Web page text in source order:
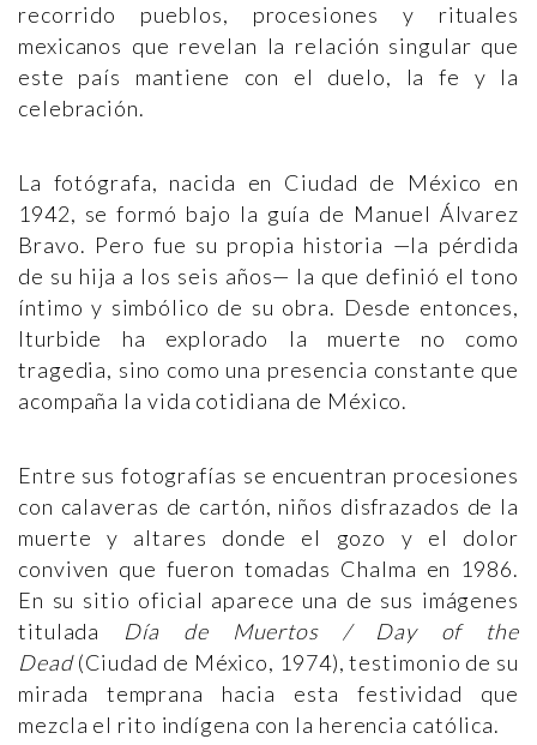
recorrido pueblos, procesiones y rituales
mexicanos que revelan la relación singular que
este país mantiene con el duelo, la fe y la
celebración.
La fotógrafa, nacida en Ciudad de México en
1942, se formó bajo la guía de Manuel Álvarez
Bravo. Pero fue su propia historia —la pérdida
de su hija a los seis años— la que definió el tono
íntimo y simbólico de su obra. Desde entonces,
Iturbide ha explorado la muerte no como
tragedia, sino como una presencia constante que
acompaña la vida cotidiana de México.
Entre sus fotografías se encuentran procesiones
con calaveras de cartón, niños disfrazados de la
muerte y altares donde el gozo y el dolor
conviven que fueron tomadas Chalma en 1986.
En su sitio oficial aparece una de sus imágenes
titulada Día de Muertos / Day of the
Dead(Ciudad de México, 1974), testimonio de su
mirada temprana hacia esta festividad que
mezcla el rito indígena con la herencia católica.